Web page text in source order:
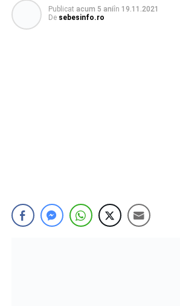
Publicat acum 5 aniîn 19.11.2021
De sebesinfo.ro